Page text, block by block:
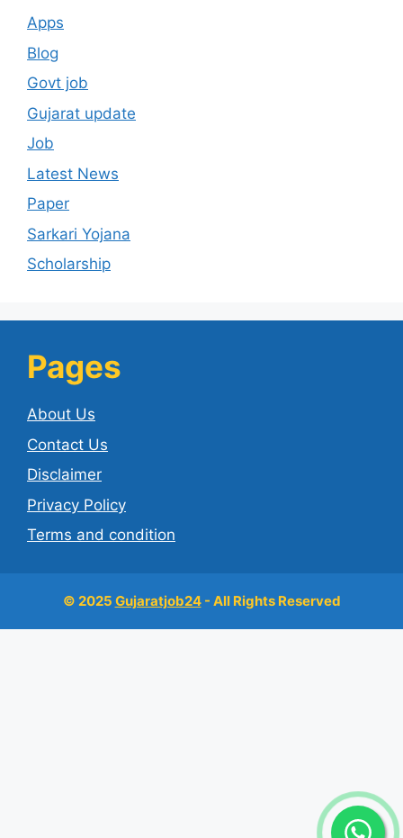
Apps
Blog
Govt job
Gujarat update
Job
Latest News
Paper
Sarkari Yojana
Scholarship
Pages
About Us
Contact Us
Disclaimer
Privacy Policy
Terms and condition
© 2025 Gujaratjob24- All Rights Reserved